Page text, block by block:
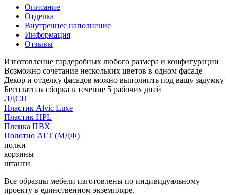
Описание
Отделка
Внутреннее наполнение
Информация
Отзывы
Изготовление гардеробных любого размера и конфигурации
Возможно сочетание нескольких цветов в одном фасаде
Декор и отделку фасадов можно выполнить под вашу задумку
Бесплатная сборка в течение 5 рабочих дней
ЛДСП
Пластик Alvic Luxe
Пластик HPL
Пленка ПВХ
Полотно АГТ (МДФ)
полки
корзины
штанги
Все образцы мебели изготовлены по индивидуальному
проекту в единственном экземпляре.